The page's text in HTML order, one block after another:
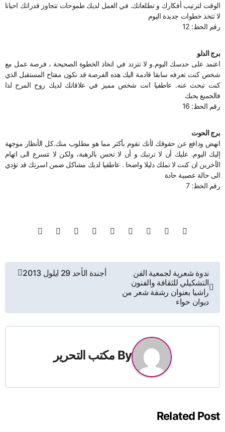
الوقت لترتيب أفكارك و تطلعاتك. في العمل لديك طموحات تتجاوز قدراتك احيانا
لا تتخذ خطوات جديدة اليوم
رقم الحظ: 12
برج الدلو
اعتمد على حدسك اليوم.و لا تتردد في اتخاذ الخطوة الصحيحة ، فرصة عمل مع
شخص كنت تعرفه سابقا قادمة اليك هذه الفرصة قد تكون مفتاح المستقبل الذي
كنت تبحث عنه. عاطفيا انت شخص مميز في علاقاتك لديك روح المرح لذا
فالجميع يحبك
رقم الحظ: 16
برج الحوت
انهض ودافع عن حقوقك لأنك تقوم بأكثر مما هو مطلوب منك.كل الأنظار موجهة
إليك اليوم. عليك أن لا ترتبك و أن لا تحس بالرهبة، ولكن لا تتسرع الى اتهام
الآخرين ان كنت لا تملك دليلا واضحا . عاطفيا لديك مشاكل ضمن اسرتك قد تؤدي
الى حالة عصبية حادة
رقم الحظ: 7
تصفّح
المقالات
ندوة شعرية لجمعية الفن
التشكيلي للثقافة والفنون
راشيا بعنوان رشفة شعر من
ديوان حواء
أجندة الأحد 29 ايلول 2013
By مكتب التحرير
Related Post